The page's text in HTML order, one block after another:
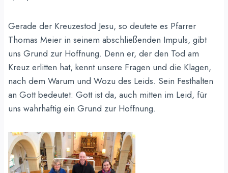
Gerade der Kreuzestod Jesu, so deutete es Pfarrer
Thomas Meier in seinem abschließenden Impuls, gibt
uns Grund zur Hoffnung. Denn er, der den Tod am
Kreuz erlitten hat, kennt unsere Fragen und die Klagen,
nach dem Warum und Wozu des Leids. Sein Festhalten
an Gott bedeutet: Gott ist da, auch mitten im Leid, für
uns wahrhaftig ein Grund zur Hoffnung.